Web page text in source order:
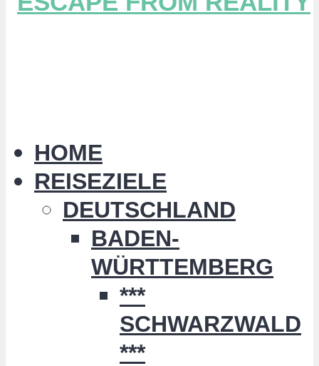
HOME
REISEZIELE
DEUTSCHLAND
BADEN-
WÜRTTEMBERG
***
SCHWARZWALD
***